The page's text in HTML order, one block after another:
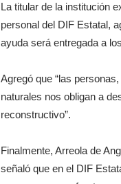
La titular de la institución
personal del DIF Estatal,
ayuda será entregada a
Agregó que “las
naturales nos obligan a
reconstructivo”.
Finalmente, Arreola de
señaló que en el DIF